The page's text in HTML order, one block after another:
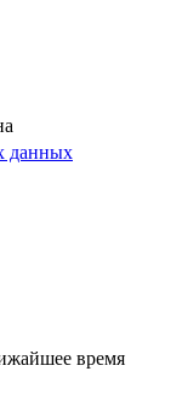
данных
время